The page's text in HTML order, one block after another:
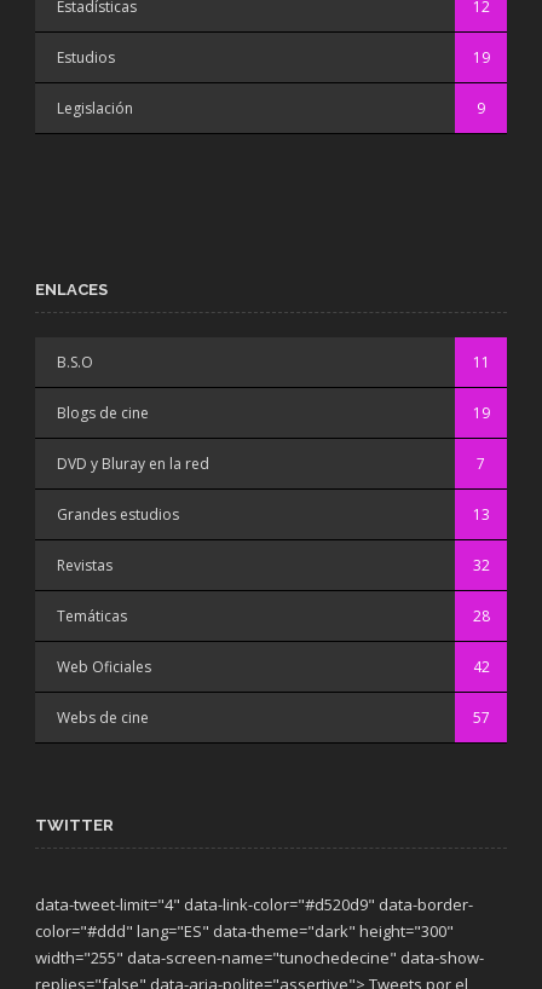
Estadísticas 12
Estudios 19
Legislación 9
ENLACES
B.S.O 11
Blogs de cine 19
DVD y Bluray en la red 7
Grandes estudios 13
Revistas 32
Temáticas 28
Web Oficiales 42
Webs de cine 57
TWITTER
data-tweet-limit="4" data-link-color="#d520d9" data-border-
color="#ddd" lang="ES" data-theme="dark" height="300"
width="255" data-screen-name="tunochedecine" data-show-
replies="false" data-aria-polite="assertive"> Tweets por el